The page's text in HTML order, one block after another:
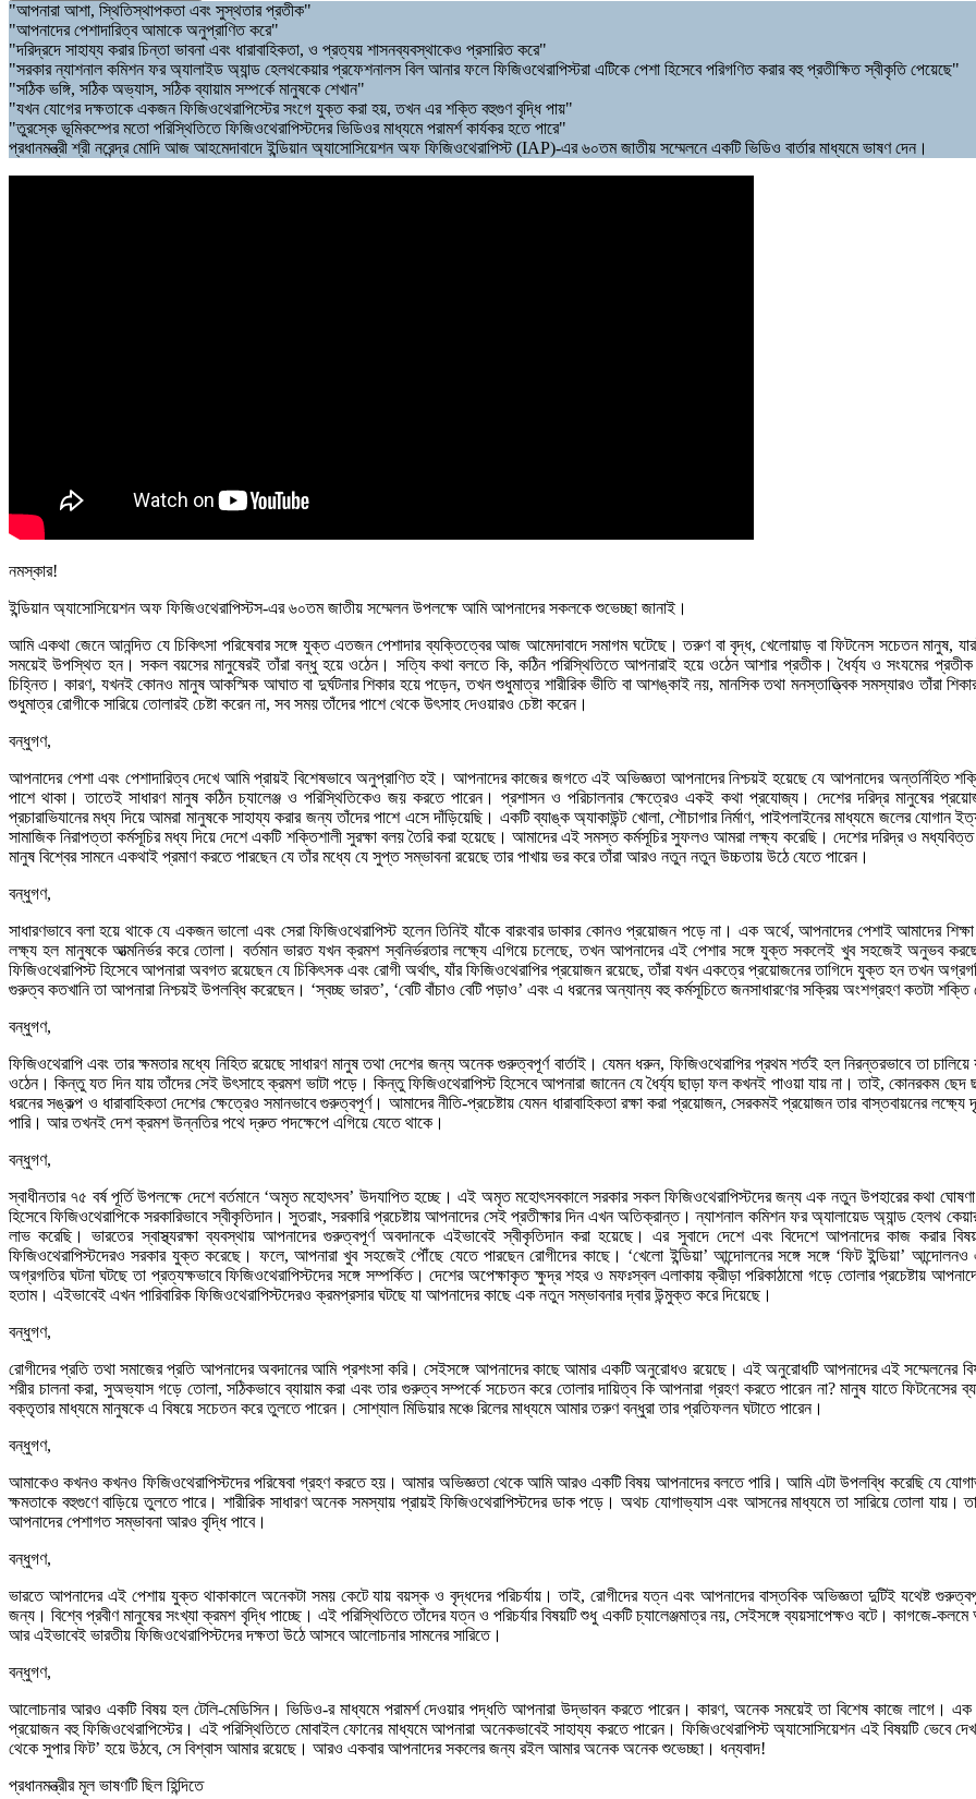
"আপনারা আশা, স্থিতিস্থাপকতা এবং সুস্থতার প্রতীক"
"আপনাদের পেশাদারিত্ব আমাকে অনুপ্রাণিত করে"
"দরিদ্রদে সাহায্য করার চিন্তা ভাবনা এবং ধারাবাহিকতা, ও প্রত্যয় শাসনব্যবস্থাকেও প্রসারিত করে"
"সরকার ন্যাশনাল কমিশন ফর অ্যালাইড অ্যান্ড হেলথকেয়ার প্রফেশনালস বিল আনার ফলে ফিজিওথেরাপিস্টরা এটিকে পেশা হিসেবে পরিগণিত করার বহু প্রতীক্ষিত স্বীকৃতি পেয়েছে"
"সঠিক ভঙ্গি, সঠিক অভ্যাস, সঠিক ব্যায়াম সম্পর্কে মানুষকে শেখান"
"যখন যোগের দক্ষতাকে একজন ফিজিওথেরাপিস্টের সংগে যুক্ত করা হয়, তখন এর শক্তি বহুগুণ বৃদ্ধি পায়"
"তুরস্কে ভূমিকম্পের মতো পরিস্থিতিতে ফিজিওথেরাপিস্টদের ভিডিওর মাধ্যমে পরামর্শ কার্যকর হতে পারে"
প্রধানমন্ত্রী শ্রী নরেন্দ্র মোদি আজ আহমেদাবাদে ইন্ডিয়ান অ্যাসোসিয়েশন অফ ফিজিওথেরাপিস্ট (IAP)-এর ৬০তম জাতীয় সম্মেলনে একটি ভিডিও বার্তার মাধ্যমে ভাষণ দেন।
নমস্কার!
ইন্ডিয়ান অ্যাসোসিয়েশন অফ ফিজিওথেরাপিস্টস-এর ৬০তম জাতীয় সম্মেলন উপলক্ষে আমি আপনাদের সকলকে শুভেচ্ছা জানাই।
আমি একথা জেনে আনন্দিত যে চিকিৎসা পরিষেবার সঙ্গে যুক্ত এতজন পেশাদার ব্যক্তিত্বের আজ আমেদাবাদে সমাগম ঘটেছে। তরুণ বা বৃদ্ধ, খেলোয়াড় বা ফিটনেস সচেতন মানুষ,
সময়েই উপস্থিত হন। সকল বয়সের মানুষেরই তাঁরা বন্ধু হয়ে ওঠেন। সত্যি কথা বলতে কি, কঠিন পরিস্থিতিতে আপনারাই হয়ে ওঠেন আশার প্রতীক। ধৈর্য্য ও সংযমের
চিহ্নিত। কারণ, যখনই কোনও মানুষ আকস্মিক আঘাত বা দুর্ঘটনার শিকার হয়ে পড়েন, তখন শুধুমাত্র শারীরিক ভীতি বা আশঙ্কাই নয়, মানসিক তথা মনস্তাত্ত্বিক সমস্যারও তাঁরা
শুধুমাত্র রোগীকে সারিয়ে তোলারই চেষ্টা করেন না, সব সময় তাঁদের পাশে থেকে উৎসাহ দেওয়ারও চেষ্টা করেন।
বন্ধুগণ,
আপনাদের পেশা এবং পেশাদারিত্ব দেখে আমি প্রায়ই বিশেষভাবে অনুপ্রাণিত হই। আপনাদের কাজের জগতে এই অভিজ্ঞতা আপনাদের নিশ্চয়ই হয়েছে যে আপনাদের
পাশে থাকা। তাতেই সাধারণ মানুষ কঠিন চ্যালেঞ্জ ও পরিস্থিতিকেও জয় করতে পারেন। প্রশাসন ও পরিচালনার ক্ষেত্রেও একই কথা প্রযোজ্য। দেশের দরিদ্র মানুষের
প্রচারাভিযানের মধ্য দিয়ে আমরা মানুষকে সাহায্য করার জন্য তাঁদের পাশে এসে দাঁড়িয়েছি। একটি ব্যাঙ্ক অ্যাকাউন্ট খোলা, শৌচাগার নির্মাণ, পাইপলাইনের মাধ্যমে জলের
সামাজিক নিরাপত্তা কর্মসূচির মধ্য দিয়ে দেশে একটি শক্তিশালী সুরক্ষা বলয় তৈরি করা হয়েছে। আমাদের এই সমস্ত কর্মসূচির সুফলও আমরা লক্ষ্য করেছি। দেশের দরিদ্র ও
মানুষ বিশ্বের সামনে একথাই প্রমাণ করতে পারছেন যে তাঁর মধ্যে যে সুপ্ত সম্ভাবনা রয়েছে তার পাখায় ভর করে তাঁরা আরও নতুন নতুন উচ্চতায় উঠে যেতে পারেন।
বন্ধুগণ,
সাধারণভাবে বলা হয়ে থাকে যে একজন ভালো এবং সেরা ফিজিওথেরাপিস্ট হলেন তিনিই যাঁকে বারংবার ডাকার কোনও প্রয়োজন পড়ে না। এক অর্থে, আপনাদের পেশাই আমাদের শিক্ষা
লক্ষ্য হল মানুষকে আত্মনির্ভর করে তোলা। বর্তমান ভারত যখন ক্রমশ স্বনির্ভরতার লক্ষ্যে এগিয়ে চলেছে, তখন আপনাদের এই পেশার সঙ্গে যুক্ত সকলেই খুব সহজেই অনুভব
ফিজিওথেরাপিস্ট হিসেবে আপনারা অবগত রয়েছেন যে চিকিৎসক এবং রোগী অর্থাৎ, যাঁর ফিজিওথেরাপির প্রয়োজন রয়েছে, তাঁরা যখন একত্রে প্রয়োজনের তাগিদে যুক্ত হন তখন
গুরুত্ব কতখানি তা আপনারা নিশ্চয়ই উপলব্ধি করেছেন। ‘স্বচ্ছ ভারত’, ‘বেটি বাঁচাও বেটি পড়াও’ এবং এ ধরনের অন্যান্য বহু কর্মসূচিতে জনসাধারণের সক্রিয় অংশগ্রহণ কতটা
বন্ধুগণ,
ফিজিওথেরাপি এবং তার ক্ষমতার মধ্যে নিহিত রয়েছে সাধারণ মানুষ তথা দেশের জন্য অনেক গুরুত্বপূর্ণ বার্তাই। যেমন ধরুন, ফিজিওথেরাপির প্রথম শর্তই হল নিরন্তরভাবে তা চালিয়ে
ওঠেন। কিন্তু যত দিন যায় তাঁদের সেই উৎসাহে ক্রমশ ভাটা পড়ে। কিন্তু ফিজিওথেরাপিস্ট হিসেবে আপনারা জানেন যে ধৈর্য্য ছাড়া ফল কখনই পাওয়া যায় না। তাই, কোনরকম ছেদ
ধরনের সঙ্কল্প ও ধারাবাহিকতা দেশের ক্ষেত্রেও সমানভাবে গুরুত্বপূর্ণ। আমাদের নীতি-প্রচেষ্টায় যেমন ধারাবাহিকতা রক্ষা করা প্রয়োজন, সেরকমই প্রয়োজন তার বাস্তবায়নের
পারি। আর তখনই দেশ ক্রমশ উন্নতির পথে দ্রুত পদক্ষেপে এগিয়ে যেতে থাকে।
বন্ধুগণ,
স্বাধীনতার ৭৫ বর্ষ পূর্তি উপলক্ষে দেশে বর্তমানে ‘অমৃত মহোৎসব’ উদযাপিত হচ্ছে। এই অমৃত মহোৎসবকালে সরকার সকল ফিজিওথেরাপিস্টদের জন্য এক নতুন উপহারের কথা
হিসেবে ফিজিওথেরাপিকে সরকারিভাবে স্বীকৃতিদান। সুতরাং, সরকারি প্রচেষ্টায় আপনাদের সেই প্রতীক্ষার দিন এখন অতিক্রান্ত। ন্যাশনাল কমিশন ফর অ্যালায়েড অ্যান্ড হেলথ
লাভ করেছি। ভারতের স্বাস্থ্যরক্ষা ব্যবস্থায় আপনাদের গুরুত্বপূর্ণ অবদানকে এইভাবেই স্বীকৃতিদান করা হয়েছে। এর সুবাদে দেশে এবং বিদেশে আপনাদের কাজ করার
ফিজিওথেরাপিস্টদেরও সরকার যুক্ত করেছে। ফলে, আপনারা খুব সহজেই পৌঁছে যেতে পারছেন রোগীদের কাছে। ‘খেলো ইন্ডিয়া’ আন্দোলনের সঙ্গে সঙ্গে ‘ফিট ইন্ডিয়া’
অগ্রগতির ঘটনা ঘটছে তা প্রত্যক্ষভাবে ফিজিওথেরাপিস্টদের সঙ্গে সম্পর্কিত। দেশের অপেক্ষাকৃত ক্ষুদ্র শহর ও মফঃস্বল এলাকায় ক্রীড়া পরিকাঠামো গড়ে তোলার প্রচেষ্টায়
হতাম। এইভাবেই এখন পারিবারিক ফিজিওথেরাপিস্টদেরও ক্রমপ্রসার ঘটছে যা আপনাদের কাছে এক নতুন সম্ভাবনার দ্বার উন্মুক্ত করে দিয়েছে।
বন্ধুগণ,
রোগীদের প্রতি তথা সমাজের প্রতি আপনাদের অবদানের আমি প্রশংসা করি। সেইসঙ্গে আপনাদের কাছে আমার একটি অনুরোধও রয়েছে। এই অনুরোধটি আপনাদের এই সম্মেলনের
শরীর চালনা করা, সুঅভ্যাস গড়ে তোলা, সঠিকভাবে ব্যায়াম করা এবং তার গুরুত্ব সম্পর্কে সচেতন করে তোলার দায়িত্ব কি আপনারা গ্রহণ করতে পারেন না? মানুষ যাতে ফিটনেসের
বক্তৃতার মাধ্যমে মানুষকে এ বিষয়ে সচেতন করে তুলতে পারেন। সোশ্যাল মিডিয়ার মঞ্চে রিলের মাধ্যমে আমার তরুণ বন্ধুরা তার প্রতিফলন ঘটাতে পারেন।
বন্ধুগণ,
আমাকেও কখনও কখনও ফিজিওথেরাপিস্টদের পরিষেবা গ্রহণ করতে হয়। আমার অভিজ্ঞতা থেকে আমি আরও একটি বিষয় আপনাদের বলতে পারি। আমি এটা উপলব্ধি করেছি যে
ক্ষমতাকে বহুগুণে বাড়িয়ে তুলতে পারে। শারীরিক সাধারণ অনেক সমস্যায় প্রায়ই ফিজিওথেরাপিস্টদের ডাক পড়ে। অথচ যোগাভ্যাস এবং আসনের মাধ্যমে তা সারিয়ে তোলা যায়।
আপনাদের পেশাগত সম্ভাবনা আরও বৃদ্ধি পাবে।
বন্ধুগণ,
ভারতে আপনাদের এই পেশায় যুক্ত থাকাকালে অনেকটা সময় কেটে যায় বয়স্ক ও বৃদ্ধদের পরিচর্যায়। তাই, রোগীদের যত্ন এবং আপনাদের বাস্তবিক অভিজ্ঞতা দুটিই যথেষ্ট
জন্য। বিশ্বে প্রবীণ মানুষের সংখ্যা ক্রমশ বৃদ্ধি পাচ্ছে। এই পরিস্থিতিতে তাঁদের যত্ন ও পরিচর্যার বিষয়টি শুধু একটি চ্যালেঞ্জমাত্র নয়, সেইসঙ্গে ব্যয়সাপেক্ষও বটে। কাগজে-
আর এইভাবেই ভারতীয় ফিজিওথেরাপিস্টদের দক্ষতা উঠে আসবে আলোচনার সামনের সারিতে।
বন্ধুগণ,
আলোচনার আরও একটি বিষয় হল টেলি-মেডিসিন। ভিডিও-র মাধ্যমে পরামর্শ দেওয়ার পদ্ধতি আপনারা উদ্ভাবন করতে পারেন। কারণ, অনেক সময়েই তা বিশেষ কাজে লাগে।
প্রয়োজন বহু ফিজিওথেরাপিস্টের। এই পরিস্থিতিতে মোবাইল ফোনের মাধ্যমে আপনারা অনেকভাবেই সাহায্য করতে পারেন। ফিজিওথেরাপিস্ট অ্যাসোসিয়েশন এই বিষয়টি ভেবে
থেকে সুপার ফিট’ হয়ে উঠবে, সে বিশ্বাস আমার রয়েছে। আরও একবার আপনাদের সকলের জন্য রইল আমার অনেক অনেক শুভেচ্ছা। ধন্যবাদ!
প্রধানমন্ত্রীর মূল ভাষণটি ছিল হিন্দিতে